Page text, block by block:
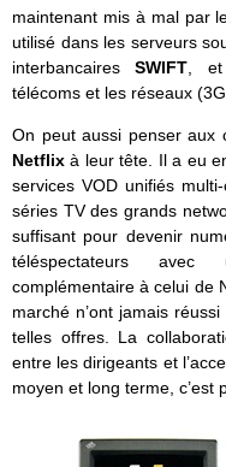
maintenant mis à mal par
utilisé dans les serveurs
interbancairesSWIFT ,
télécoms et les réseaux
On peut aussi penser aux
Netflix à leur tête. Il a eu
services VOD unifiés
séries TV des grands
suffisant pour devenir
téléspectateurs
complémentaire à celui de
marché n’ont jamais
telles offres. La
entre les dirigeants et
moyen et long terme, c’est